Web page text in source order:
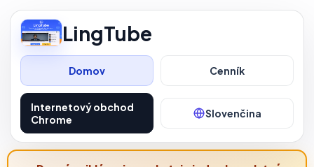
LingTube
Domov Cenník
Internetový obchod
Chrome
Slovenčina